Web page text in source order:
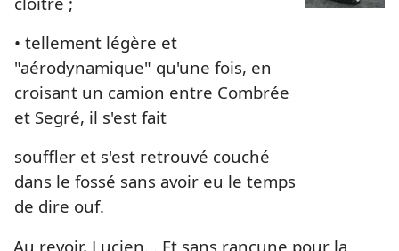
• tellement légère et
"aérodynamique" qu'une fois, en
croisant un camion entre Combrée
et Segré, il s'est fait
souffler et s'est retrouvé couché
dans le fossé sans avoir eu le temps
de dire ouf.
Au revoir, Lucien… Et sans rancune pour la